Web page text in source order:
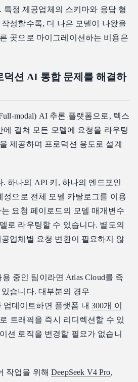
특정 제공업체의 스키마와 응답 형
성할수록, 더 나은 모델이 나왔을
곳으로 마이그레이션하는 비용은
덕션 AI 통합 문제를 해결하
modal) AI 추론 플랫폼으로, 텍스
에 걸쳐 모든 모델에 요청을 라우팅
제공하며 프로덕션 용도로 설계
하나의 API 키, 하나의 엔드포인
정으로 전체 모델 카탈로그를 이용
요청 페이로드의 모델 매개변수
로 라우팅할 수 있습니다. 별도의
업체별 요청 변환이 필요하지 않
중인 팀이라면 Atlas Cloud를 즉
습니다. 대부분의 경우
업데이트하면 플랫폼 내 300개 이
로 트래픽을 즉시 리디렉션할 수 있
션 로직을 변경할 필요가 없습니
작업을 위해DeepSeek V4 Pro,